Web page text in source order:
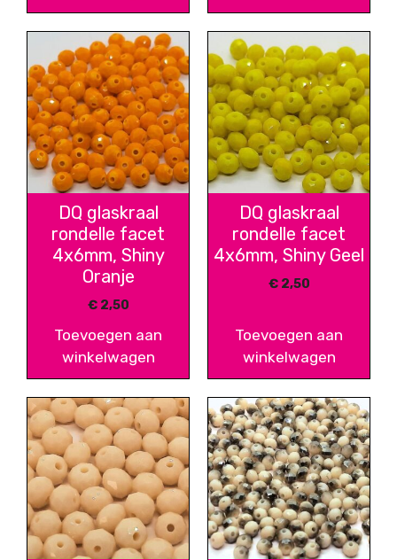
DQ glaskraal
rondelle facet
4x6mm, Shiny
Oranje
€2,50
Toevoegen aan
winkelwagen
DQ glaskraal
rondelle facet
4x6mm, Shiny Geel
€2,50
Toevoegen aan
winkelwagen